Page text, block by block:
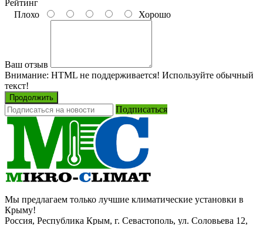
Рейтинг
Плохо
Хорошо
Ваш отзыв
Внимание: HTML не поддерживается! Используйте обычный
текст!
Продолжить
Подписаться
Мы предлагаем только лучшие климатические установки в
Крыму!
Россия, Республика Крым, г. Севастополь, ул. Соловьева 12,